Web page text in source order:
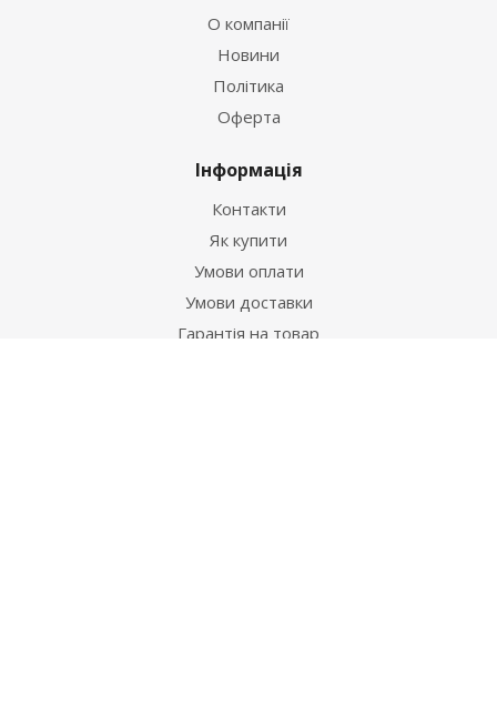
О компанії
Новини
Політика
Оферта
Інформація
Контакти
Як купити
Умови оплати
Умови доставки
Гарантія на товар